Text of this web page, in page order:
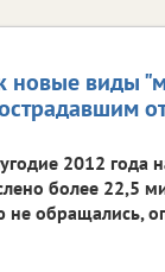
виды
2012 года
более 22,5
обращались,